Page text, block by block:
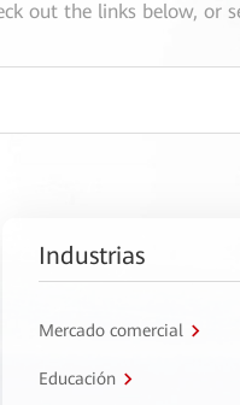
out the links below, or
Industrias
Mercado comercial
Educación